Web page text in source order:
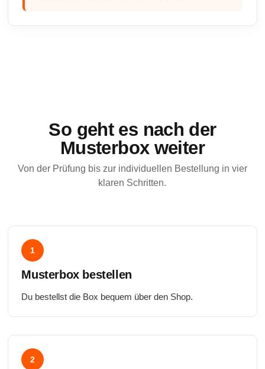
So geht es nach der
Musterbox weiter
Von der Prüfung bis zur individuellen Bestellung in vier
klaren Schritten.
1
Musterbox bestellen
Du bestellst die Box bequem über den Shop.
2